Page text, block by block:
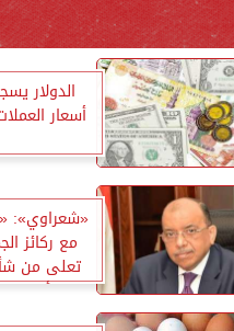
أسعار
«شعراوي»:
مع ركائز
ألف